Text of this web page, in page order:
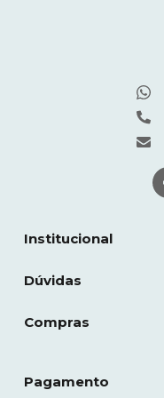
Institucional
Dúvidas
Compras
Pagamento